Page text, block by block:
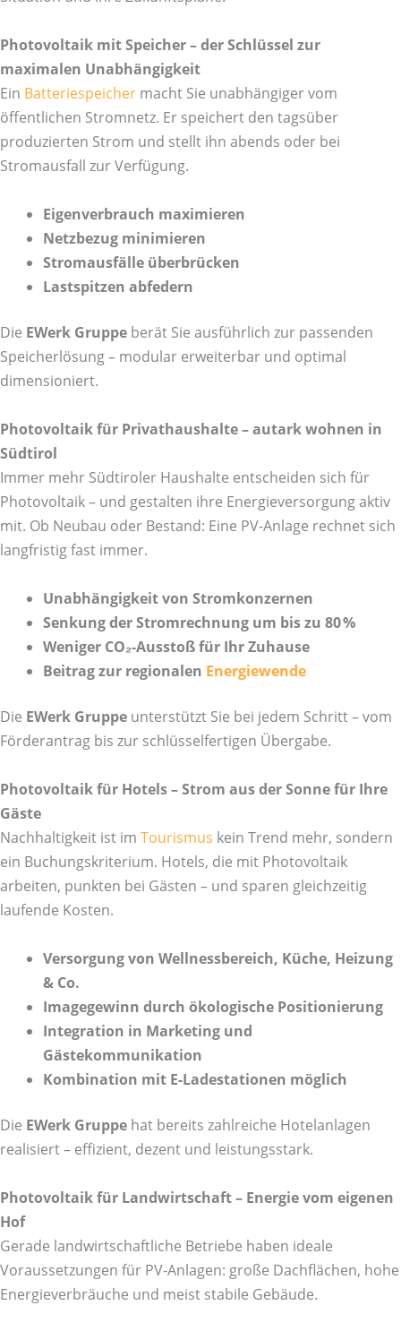
Photovoltaik mit Speicher – der Schlüssel zur
maximalen Unabhängigkeit
Ein Batteriespeicher macht Sie unabhängiger vom
öffentlichen Stromnetz. Er speichert den tagsüber
produzierten Strom und stellt ihn abends oder bei
Stromausfall zur Verfügung.
Eigenverbrauch maximieren
Netzbezug minimieren
Stromausfälle überbrücken
Lastspitzen abfedern
Die EWerk Gruppe berät Sie ausführlich zur passenden
Speicherlösung – modular erweiterbar und optimal
dimensioniert.
Photovoltaik für Privathaushalte – autark wohnen in
Südtirol
Immer mehr Südtiroler Haushalte entscheiden sich für
Photovoltaik – und gestalten ihre Energieversorgung aktiv
mit. Ob Neubau oder Bestand: Eine PV-Anlage rechnet sich
langfristig fast immer.
Unabhängigkeit von Stromkonzernen
Senkung der Stromrechnung um bis zu 80 %
Weniger CO₂-Ausstoß für Ihr Zuhause
Beitrag zur regionalen Energiewende
Die EWerk Gruppe unterstützt Sie bei jedem Schritt – vom
Förderantrag bis zur schlüsselfertigen Übergabe.
Photovoltaik für Hotels – Strom aus der Sonne für Ihre
Gäste
Nachhaltigkeit ist im Tourismus kein Trend mehr, sondern
ein Buchungskriterium. Hotels, die mit Photovoltaik
arbeiten, punkten bei Gästen – und sparen gleichzeitig
laufende Kosten.
Versorgung von Wellnessbereich, Küche, Heizung
& Co.
Imagegewinn durch ökologische Positionierung
Integration in Marketing und
Gästekommunikation
Kombination mit E-Ladestationen möglich
Die EWerk Gruppe hat bereits zahlreiche Hotelanlagen
realisiert – effizient, dezent und leistungsstark.
Photovoltaik für Landwirtschaft – Energie vom eigenen
Hof
Gerade landwirtschaftliche Betriebe haben ideale
Voraussetzungen für PV-Anlagen: große Dachflächen, hohe
Energieverbräuche und meist stabile Gebäude.